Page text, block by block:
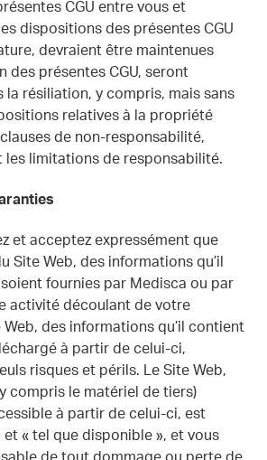
CGU entre vous et
dispositions des présentes CGU
devraient être maintenues
des présentes CGU, seront
la résiliation, y compris, mais sans
relatives à la propriété
de non-responsabilité,
les limitations de responsabilité.
et acceptez expressément que
Site Web, des informations qu’il
soient fournies par Medisca ou par
activité découlant de votre
des informations qu’il contient
à partir de celui-ci,
risques et périls. Le Site Web,
compris le matériel de tiers)
à partir de celui-ci, est
et « tel que disponible », et vous